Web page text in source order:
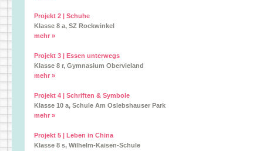
Projekt 2 | Schuhe
Klasse 8 a, SZ Rockwinkel
mehr »
Projekt 3 | Essen unterwegs
Klasse 8 r, Gymnasium Obervieland
mehr »
Projekt 4 | Schriften & Symbole
Klasse 10 a, Schule Am Oslebshauser Park
mehr »
Projekt 5 | Leben in China
Klasse 8 s, Wilhelm-Kaisen-Schule